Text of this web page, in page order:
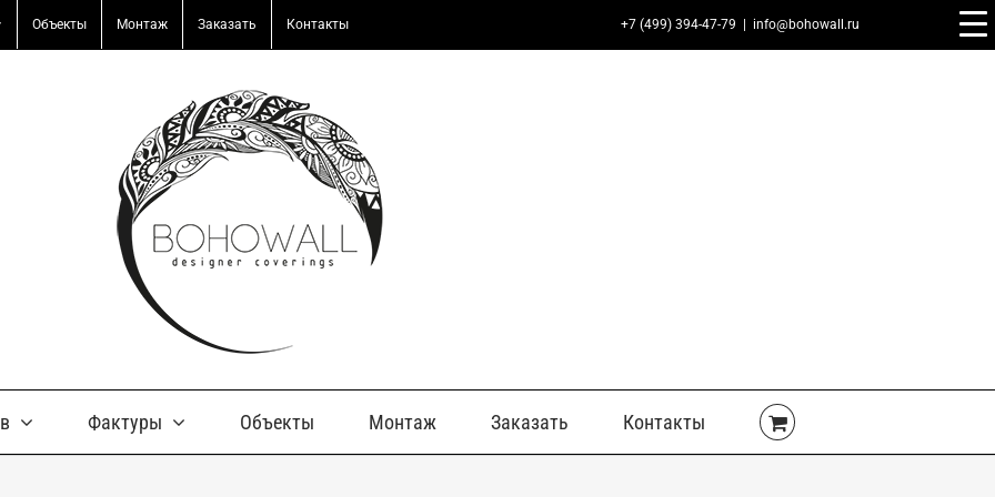
Объекты Монтаж Заказать Контакты +7 (499) 394-47-79 info@bohowall.ru
Фактуры Объекты Монтаж Заказать Контакты